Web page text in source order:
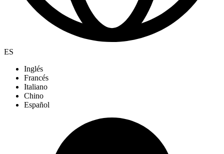
ES
Inglés
Francés
Italiano
Chino
Español